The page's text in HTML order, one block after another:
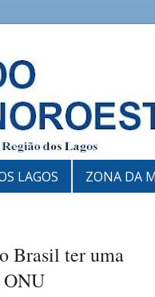
LAGOS ZONA DA
Brasil ter uma
ONU